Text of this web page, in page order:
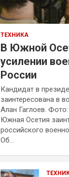
ТЕХНИКА
В Южной
усилении
России
Кандидат в
заинтересована в
Алан Гаглоев.
Южная Осетия
российского
Об…